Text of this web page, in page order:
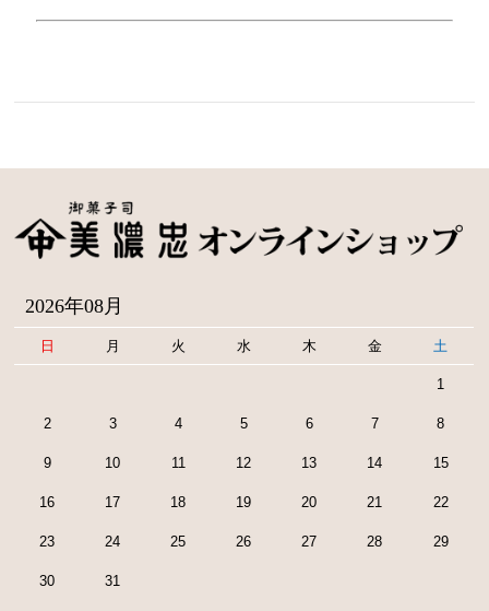
2026年08月
日 月 火 水 木 金 土
1
2 3 4 5 6 7 8
9 10 11 12 13 14 15
16 17 18 19 20 21 22
23 24 25 26 27 28 29
30 31